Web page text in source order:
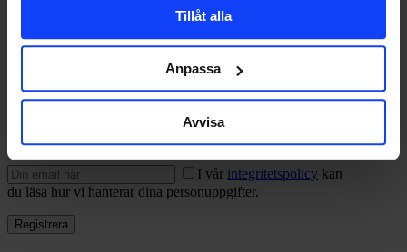
Tillåt alla
Anpassa
Avvisa
Signa upp på vårt nyhetsbrev
I vår integritetspolicy kan
du läsa hur vi hanterar dina personuppgifter.